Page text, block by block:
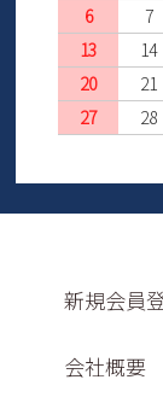
6
7
13
14
20
21
27
28
新規会員
会社概要